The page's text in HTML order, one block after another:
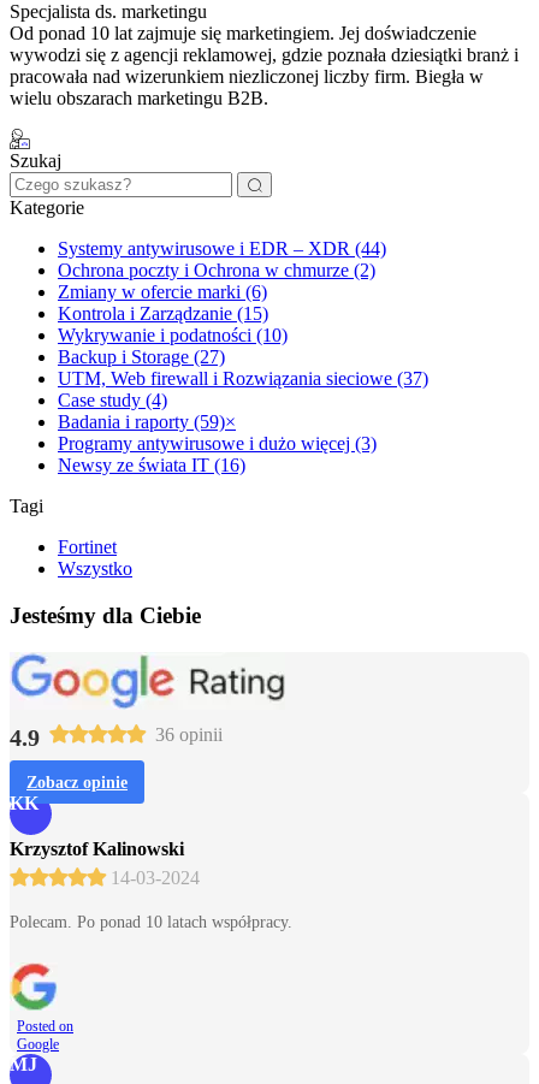
Specjalista ds. marketingu
Od ponad 10 lat zajmuje się marketingiem. Jej doświadczenie
wywodzi się z agencji reklamowej, gdzie poznała dziesiątki branż i
pracowała nad wizerunkiem niezliczonej liczby firm. Biegła w
wielu obszarach marketingu B2B.
Szukaj
Kategorie
Systemy antywirusowe i EDR – XDR (44)
Ochrona poczty i Ochrona w chmurze (2)
Zmiany w ofercie marki (6)
Kontrola i Zarządzanie (15)
Wykrywanie i podatności (10)
Backup i Storage (27)
UTM, Web firewall i Rozwiązania sieciowe (37)
Case study (4)
Badania i raporty (59)×
Programy antywirusowe i dużo więcej (3)
Newsy ze świata IT (16)
Tagi
Fortinet
Wszystko
Jesteśmy dla Ciebie
4.9 36 opinii
Zobacz opinie
KK
Krzysztof Kalinowski
14-03-2024
Polecam. Po ponad 10 latach współpracy.
Posted on
Google
MJ